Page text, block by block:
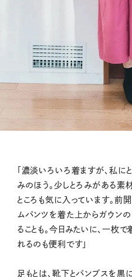
「濃淡いろいろ着ますが、私に
みのほう。少しとろみがある素
ところも気に入っています。前
ムパンツを着た上からガウン
ることも。今日みたいに、一枚
れるのも便利です」
足もとは、靴下とパンプスを黒